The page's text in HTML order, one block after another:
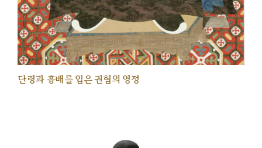
단령과 흉배를 입은 권협의 영정